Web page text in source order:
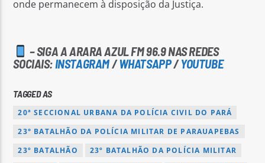
onde permanecem à disposição da Justiça.
– SIGA A ARARA AZUL FM 96.9 NAS REDES
SOCIAIS:INSTAGRAM/WHATSAPP/YOUTUBE
TAGGED AS
20ª SECCIONAL URBANA DA POLÍCIA CIVIL DO PARÁ
23° BATALHÃO DA POLÍCIA MILITAR DE PARAUAPEBAS
23º BATALHÃO
23º BATALHÃO DA POLÍCIA MILITAR